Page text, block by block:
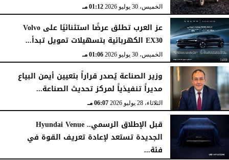
الخميس، 30 يوليو 2026 01:12 مـ
عز العرب تطلق عرضًا استثنائيًا على Volvo
EX30 الكهربائية بتسهيلات تمويل تبدأ...
الخميس، 30 يوليو 2026 01:06 مـ
وزير الصناعة يُصدر قراراً بتعيين أيمن البياع
مديراً تنفيذياً لمركز تحديث الصناعة...
الثلاثاء، 28 يوليو 2026 06:07 مـ
قبل الإطلاق الرسمي.. Hyundai Venue
الجديدة تستعد لإعادة تعريف القوة في
فئة...